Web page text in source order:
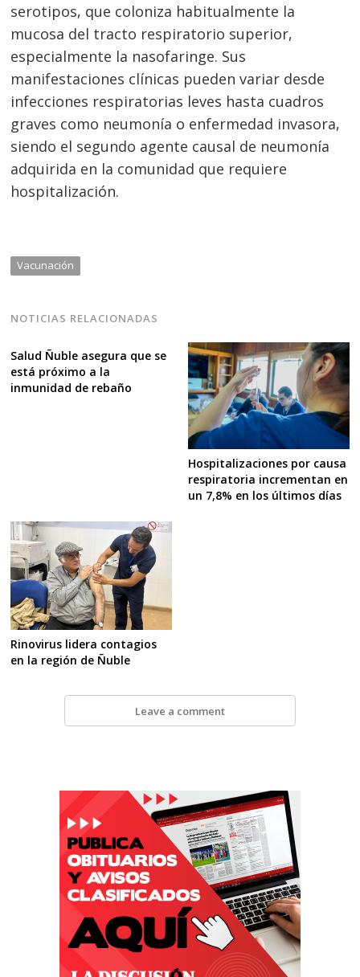
serotipos, que coloniza habitualmente la
mucosa del tracto respiratorio superior,
especialmente la nasofaringe. Sus
manifestaciones clínicas pueden variar desde
infecciones respiratorias leves hasta cuadros
graves como neumonía o enfermedad invasora,
siendo el segundo agente causal de neumonía
adquirida en la comunidad que requiere
hospitalización.
Vacunación
NOTICIAS RELACIONADAS
Salud Ñuble asegura que se
está próximo a la
inmunidad de rebaño
Hospitalizaciones por causa
respiratoria incrementan en
un 7,8% en los últimos días
Rinovirus lidera contagios
en la región de Ñuble
Leave a comment